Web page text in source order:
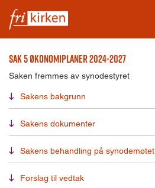
Forside/Synoden
Sak 5 Økonomiplaner 2024-2027
Saken fremmes av synodestyret
Sakens bakgrunn
Sakens dokumenter
Sakens behandling på synodemøtet
Forslag til vedtak